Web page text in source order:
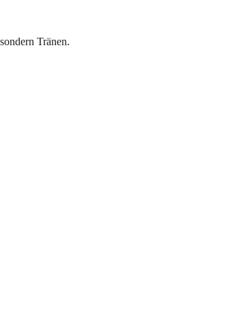
Tränen.